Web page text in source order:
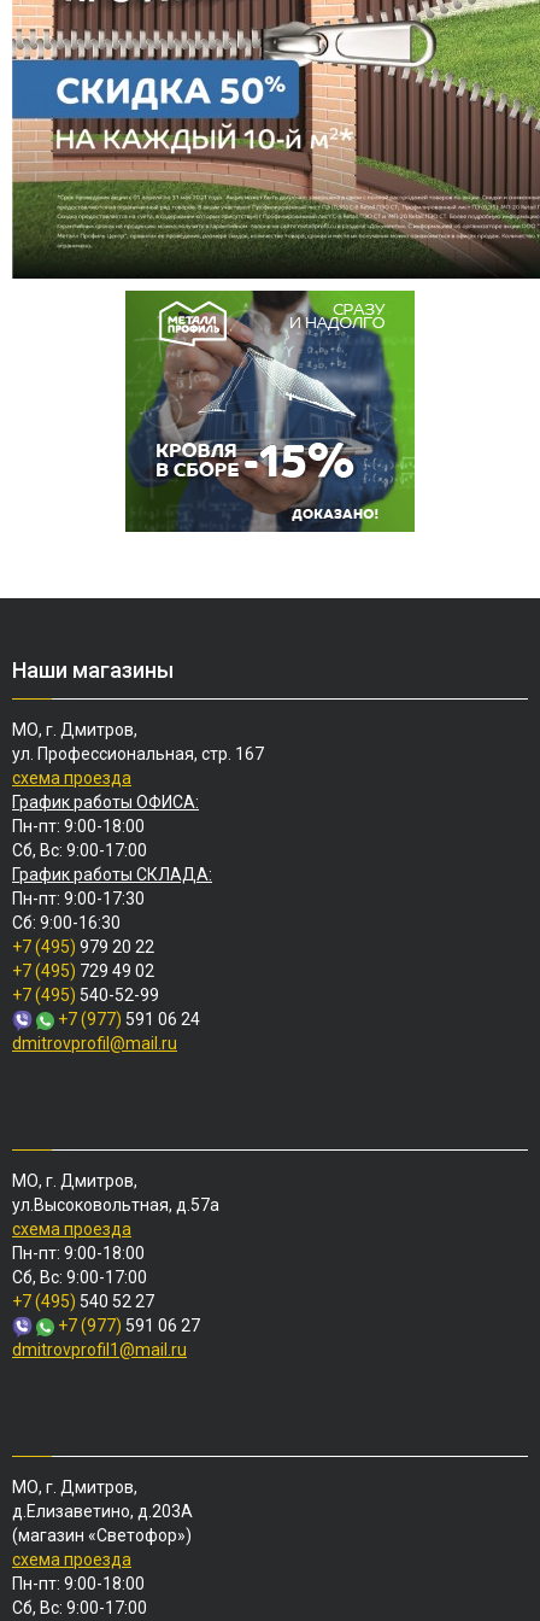
Наши магазины
МО, г. Дмитров,
ул. Профессиональная, стр. 167
схема проезда
График работы ОФИСА:
Пн-пт: 9:00-18:00
Сб, Вс: 9:00-17:00
График работы СКЛАДА:
Пн-пт: 9:00-17:30
Сб: 9:00-16:30
+7 (495) 979 20 22
+7 (495) 729 49 02
+7 (495) 540-52-99
+7 (977) 591 06 24
dmitrovprofil@mail.ru
МО, г. Дмитров,
ул.Высоковольтная, д.57а
схема проезда
Пн-пт: 9:00-18:00
Сб, Вс: 9:00-17:00
+7 (495) 540 52 27
+7 (977) 591 06 27
dmitrovprofil1@mail.ru
МО, г. Дмитров,
д.Елизаветино, д.203А
(магазин «Светофор»)
схема проезда
Пн-пт: 9:00-18:00
Сб, Вс: 9:00-17:00